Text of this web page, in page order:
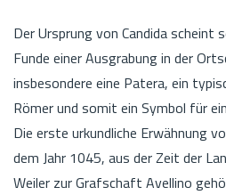
Der Ursprung von Candida scheint
Funde einer Ausgrabung in der
insbesondere eine Patera, ein
Römer und somit ein Symbol für
Die erste urkundliche Erwähnung
dem Jahr 1045, aus der Zeit der
Weiler zur Grafschaft Avellino